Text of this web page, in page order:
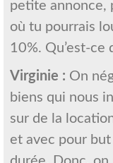
petite annonce,
où tu pourrais
10%. Qu’est-ce
Virginie : On
biens qui nous
sur de la
et avec pour